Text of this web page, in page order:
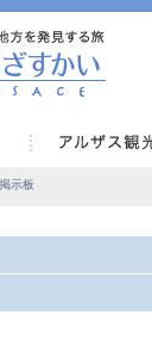
示板